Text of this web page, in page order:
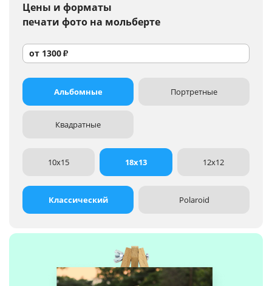
Цены и форматы
печати фото на мольберте
от 1300₽
Альбомные Портретные
Квадратные
10x15 18x13 12x12
Классический Polaroid